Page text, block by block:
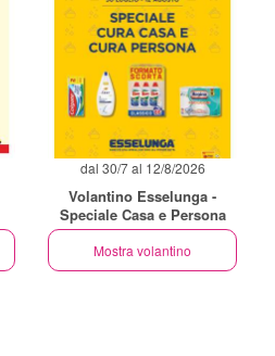
dal 30/7 al 12/8/2026
Volantino Esselunga -
Speciale Casa e Persona
Mostra volantino